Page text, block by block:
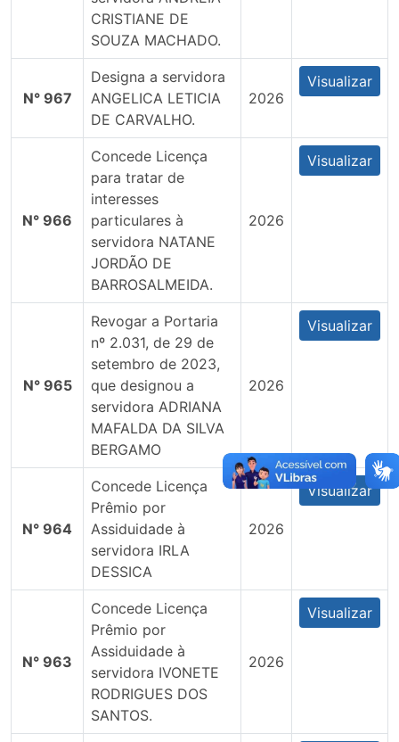
CRISTIANE DE
SOUZA MACHADO.
N° 967
Designa a servidora
ANGELICA LETICIA
DE CARVALHO.
2026
Visualizar
N° 966
Concede Licença
para tratar de
interesses
particulares à
servidora NATANE
JORDÃO DE
BARROSALMEIDA.
2026
Visualizar
N° 965
Revogar a Portaria
nº 2.031, de 29 de
setembro de 2023,
que designou a
servidora ADRIANA
MAFALDA DA SILVA
BERGAMO
2026
Visualizar
N° 964
Concede Licença
Prêmio por
Assiduidade à
servidora IRLA
DESSICA
2026
Visualizar
N° 963
Concede Licença
Prêmio por
Assiduidade à
servidora IVONETE
RODRIGUES DOS
SANTOS.
2026
Visualizar